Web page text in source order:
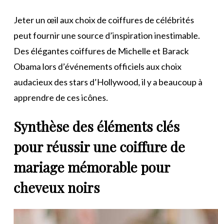
Jeter un œil aux choix de coiffures de célébrités
peut fournir une source d’inspiration inestimable.
Des élégantes coiffures de Michelle et Barack
Obama lors d’événements officiels aux choix
audacieux des stars d’Hollywood, il y a beaucoup à
apprendre de ces icônes.
Synthèse des éléments clés
pour réussir une coiffure de
mariage mémorable pour
cheveux noirs